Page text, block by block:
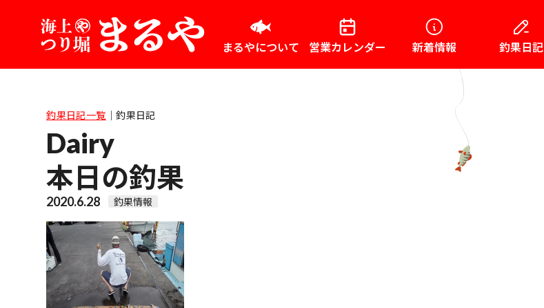
まるやについて 営業カレンダー 新着情報 釣果日記
釣果日記一覧 ｜釣果日記
Dairy
本日の釣果
2020.6.28 釣果情報